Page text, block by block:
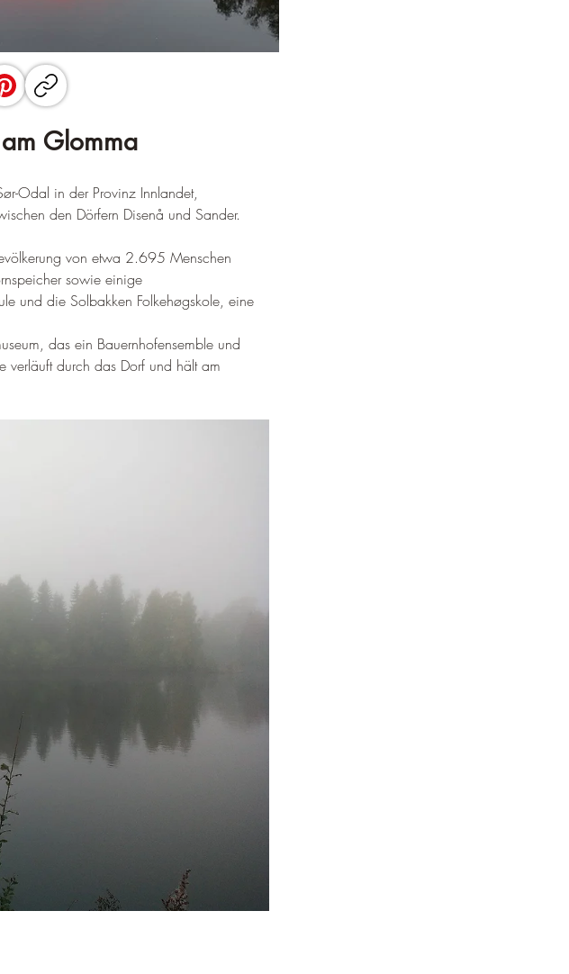
Glomma
Odal in der Provinz Innlandet,
den Dörfern Disenå und Sander.
von etwa 2.695 Menschen
sowie einige
und die Solbakken Folkehøgskole, eine
das ein Bauernhofensemble und
verläuft durch das Dorf und hält am